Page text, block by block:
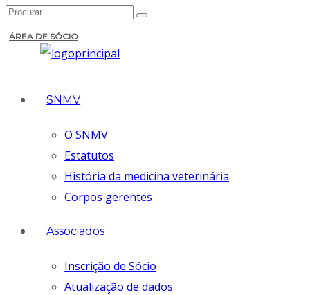
ÁREA DE SÓCIO
SNMV
O SNMV
Estatutos
História da medicina veterinária
Corpos gerentes
Associados
Inscrição de Sócio
Atualização de dados